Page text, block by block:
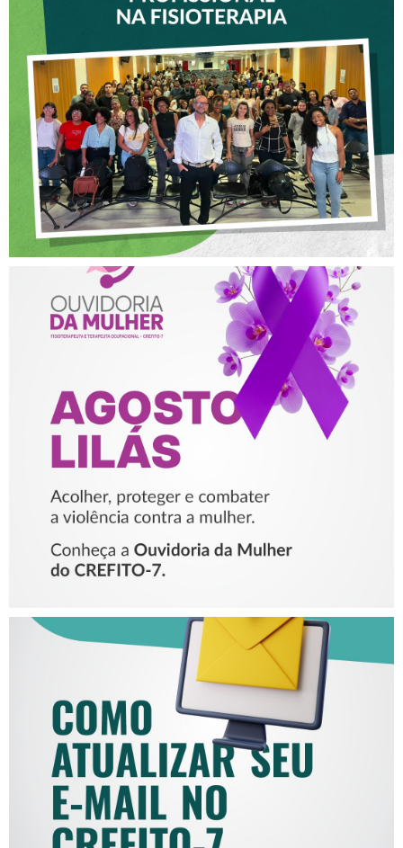
VICE-PRESIDENTE DO
CREFITO-7 PARTICIPA DE
OFICINA SOBRE ÉTICA E
POSTURA PROFISSIONAL
NA FISIOTERAPIA
AGOSTO LILÁS – ACOLHER,
PROTEGER E COMBATER A
VIOLÊNCIA CONTRA A
MULHER
COMO ATUALIZAR SEU E-
MAIL NO CREFITO-7